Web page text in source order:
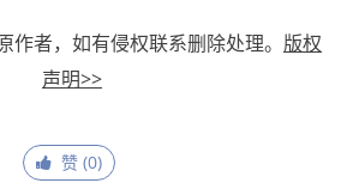
作者，如有侵权联系删除处理。 版权
声明>>
赞 (0)